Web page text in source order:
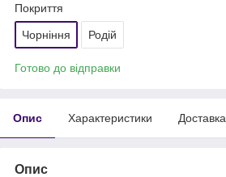
Покриття
Чорніння Родій
Готово до відправки
Опис Характеристики Доставка
Опис